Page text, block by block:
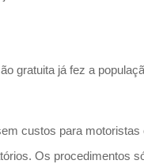
gratuita já fez a
custos para
Os procedimentos